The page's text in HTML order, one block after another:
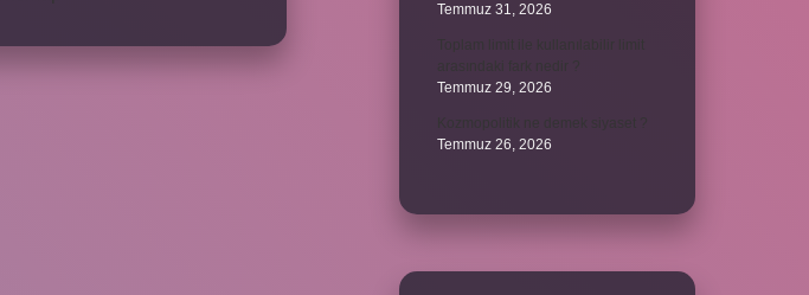
Temmuz 31, 2026
Temmuz 29, 2026
Temmuz 26, 2026